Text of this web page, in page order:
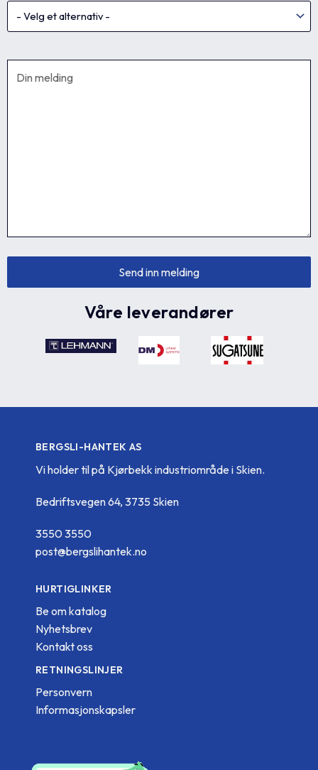
Våre leverandører
BERGSLI-HANTEK AS
Vi holder til på Kjørbekk industriområde i Skien.
Bedriftsvegen 64, 3735 Skien
3550 3550
post@bergslihantek.no
HURTIGLINKER
Be om katalog
Nyhetsbrev
Kontakt oss
RETNINGSLINJER
Personvern
Informasjonskapsler